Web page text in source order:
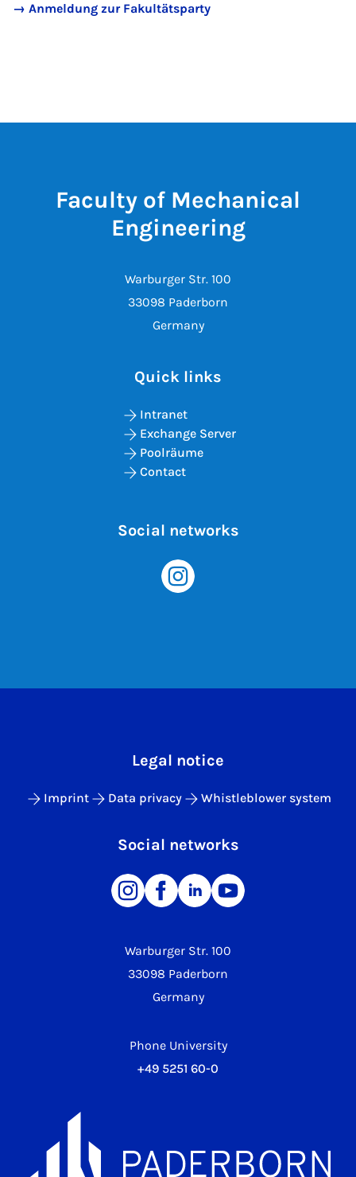
→ Anmeldung zur Fakultätsparty
Faculty of Mechanical
Engineering
Warburger Str. 100
33098 Paderborn
Germany
Quick links
Intranet
Exchange Server
Poolräume
Contact
Social networks
Warburger Str. 100
33098 Paderborn
Germany
Phone University
+49 5251 60-0
Legal notice
Imprint Data privacy Whistleblower system
Social networks